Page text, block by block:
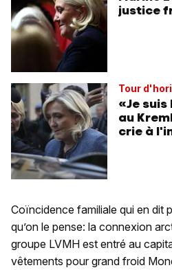
justice
Tour
«Je suis
au
crie à
Coïncidence familiale qui en dit
qu’on le pense: la connexion
groupe LVMH est entré au
vêtements pour grand froid